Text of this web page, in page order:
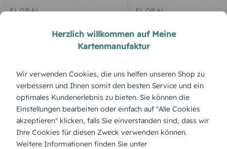
FLORAL FLORAL
ÜBERBLICK:
Produktbeschreibung
„Zarte Blüte“ vereint florale Schönheit mit Klarheit – für eine
liebevolle Geburtsbotschaft, die du selbst gestalten kannst.
Herzlich willkommen auf Meine
Kartenmanufaktur
Wir verwenden Cookies, die uns helfen unseren Shop zu
verbessern und Ihnen somit den besten Service und ein
optimales Kundenerlebnis zu bieten. Sie können die
Einstellungen bearbeiten oder einfach auf "Alle Cookies
akzeptieren" klicken, falls Sie einverstanden sind, dass wir
Ihre Cookies für diesen Zweck verwenden können.
Weitere Informationen finden Sie unter